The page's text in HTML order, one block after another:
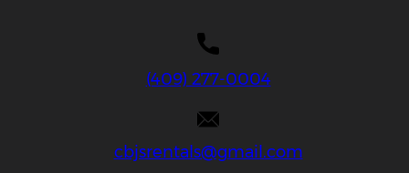
(409) 277-0004
cbjsrentals@gmail.com